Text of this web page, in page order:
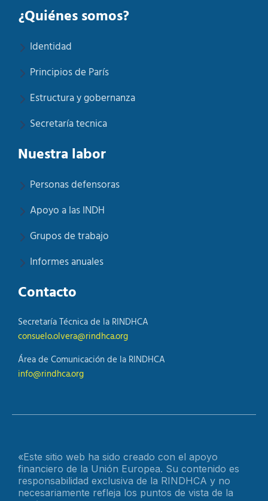
¿Quiénes somos?
Identidad
Principios de París
Estructura y gobernanza
Secretaría tecnica
Nuestra labor
Personas defensoras
Apoyo a las INDH
Grupos de trabajo
Informes anuales
Contacto
Secretaría Técnica de la RINDHCA
consuelo.olvera@rindhca.org
Área de Comunicación de la RINDHCA
info@rindhca.org
«Este sitio web ha sido creado con el apoyo
financiero de la Unión Europea. Su contenido es
responsabilidad exclusiva de la RINDHCA y no
necesariamente refleja los puntos de vista de la